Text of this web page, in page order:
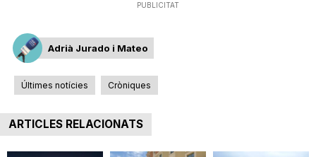
PUBLICITAT
Adrià Jurado i Mateo
Últimes notícies Cròniques
ARTICLES RELACIONATS